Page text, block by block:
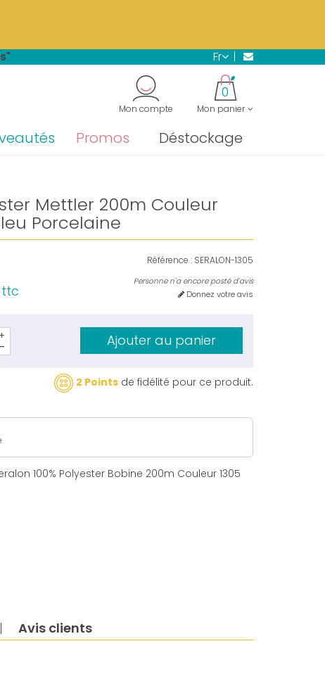
fr
Mon panier
0
Mon compte
Promos Déstockage
Mettler 200m Couleur
Porcelaine
Référence : SERALON-1305
Personne n'a encore posté d'avis
Donnez votre avis
ttc
Ajouter au panier
2 Pointsde fidélité pour ce produit.
100% Polyester Bobine 200m Couleur 1305
Avis clients